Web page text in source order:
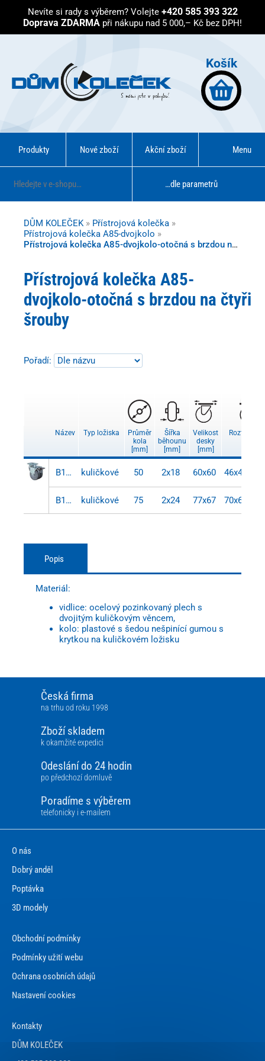
Nevíte si rady s výběrem? Volejte +420 585 393 322
Doprava ZDARMA při nákupu nad 5 000,– Kč bez DPH!
Košík
Produkty Nové zboží Akční zboží Menu
…dle parametrů
DŮM KOLEČEK» Přístrojová kolečka »
Přístrojová kolečka A85-dvojkolo »
Přístrojová kolečka A85-dvojkolo-otočná s brzdou na čtyři šrouby
Přístrojová kolečka A85-
dvojkolo-otočná s brzdou na čtyři
šrouby
Pořadí:
Název Typ ložiska
Průměr
kola
[mm]
Šířka
běhounu
[mm]
Velikost
desky
[mm]
Rozteč
B120.A85.050 kuličkové 50 2x18 60x60 46x46/
B120.A85.075 kuličkové 75 2x24 77x67 70x60/
Popis
Materiál:
vidlice: ocelový pozinkovaný plech s
dvojitým kuličkovým věncem,
kolo: plastové s šedou nešpinící gumou s
krytkou na kuličkovém ložisku
Česká firma
na trhu od roku 1998
Zboží skladem
k okamžité expedici
Odeslání do 24 hodin
po předchozí domluvě
Poradíme s výběrem
telefonicky i e-mailem
O nás
Dobrý anděl
Poptávka
3D modely
Obchodní podmínky
Podmínky užití webu
Ochrana osobních údajů
Nastavení cookies
Kontakty
DŮM KOLEČEK